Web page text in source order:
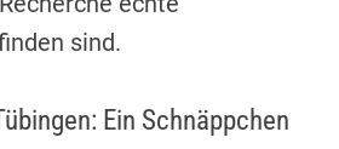
sind.
Ein Schnäppchen